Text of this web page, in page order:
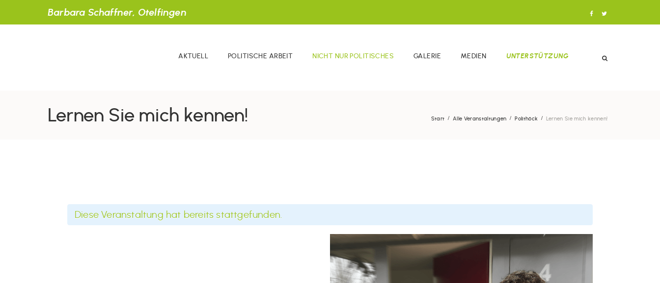
Barbara Schaffner, Otelfingen
AKTUELL POLITISCHE ARBEIT NICHT NUR POLITISCHES GALERIE MEDIEN UNTERSTÜTZUNG
Start Alle Veranstaltungen Polithöck Lernen Sie mich kennen!
Lernen Sie mich kennen!
Diese Veranstaltung hat bereits stattgefunden.